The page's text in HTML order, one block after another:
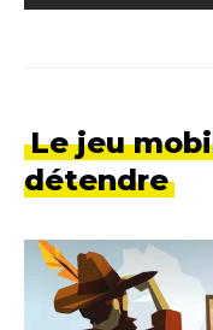
Le jeu
détendre